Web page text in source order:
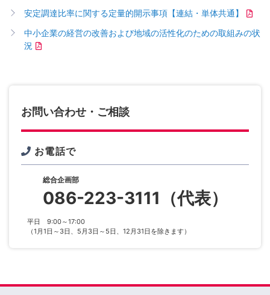
安定調達比率に関する定量的開示事項【連結・単体共通】
中小企業の経営の改善および地域の活性化のための取組みの状
況
お問い合わせ・ご相談
お電話で
総合企画部
086-223-3111 （代表）
平日 9:00～17:00
（1月1日～3日、5月3日～5日、12月31日を除きます）